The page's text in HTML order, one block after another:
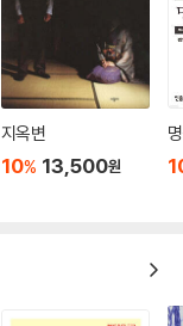
지옥변
10% 13,500원